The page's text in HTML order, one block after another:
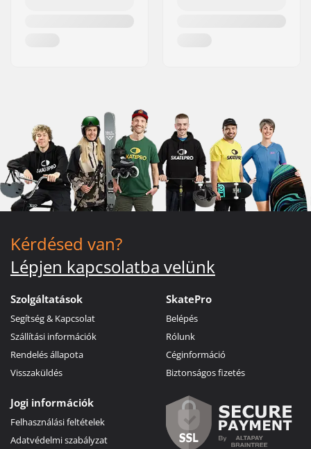
Kérdésed van?
Lépjen kapcsolatba velünk
Szolgáltatások
Segítség & Kapcsolat
Szállítási információk
Rendelés állapota
Visszaküldés
SkatePro
Belépés
Rólunk
Céginformáció
Biztonságos fizetés
Jogi információk
Felhasználási feltételek
Adatvédelmi szabályzat